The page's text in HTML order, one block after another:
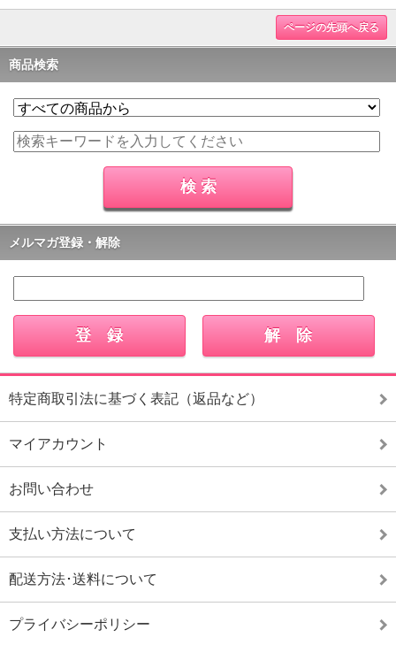
ページの先頭へ戻る
商品検索
メルマガ登録・解除
特定商取引法に基づく表記（返品など）
マイアカウント
お問い合わせ
支払い方法について
配送方法･送料について
プライバシーポリシー